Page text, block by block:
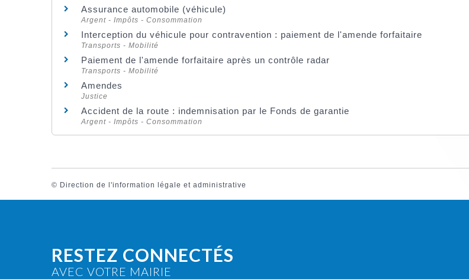
Assurance automobile (véhicule)
Argent - Impôts - Consommation
Interception du véhicule pour contravention : paiement de l'amende forfaitaire
Transports - Mobilité
Paiement de l'amende forfaitaire après un contrôle radar
Transports - Mobilité
Amendes
Justice
Accident de la route : indemnisation par le Fonds de garantie
Argent - Impôts - Consommation
© Direction de l'information légale et administrative
RESTEZ CONNECTÉS
AVEC VOTRE MAIRIE